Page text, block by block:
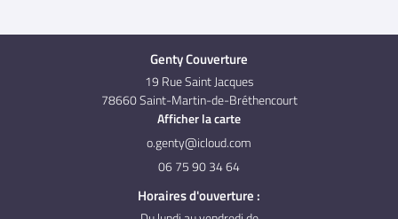
Genty Couverture
19 Rue Saint Jacques
78660 Saint-Martin-de-Bréthencourt
Afficher la carte
06 75 90 34 64
Horaires d'ouverture :